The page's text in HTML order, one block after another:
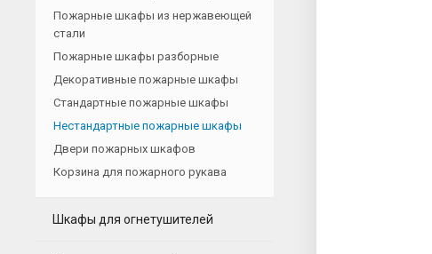
Пожарные шкафы из нержавеющей
стали
Пожарные шкафы разборные
Декоративные пожарные шкафы
Стандартные пожарные шкафы
Нестандартные пожарные шкафы
Двери пожарных шкафов
Корзина для пожарного рукава
Шкафы для огнетушителей